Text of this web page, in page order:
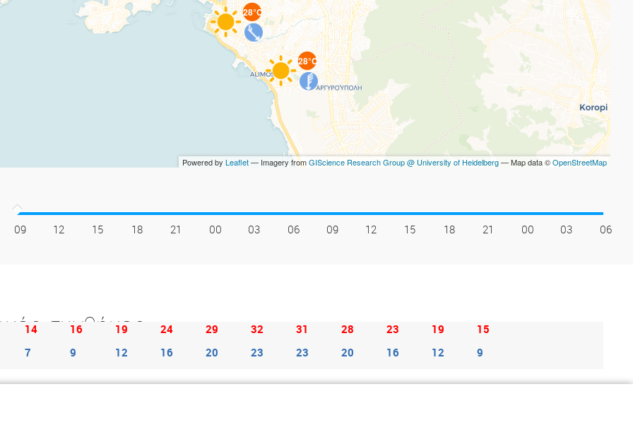
28°C
28°C
Powered by Leaflet— Imagery fromGIScience Research Group @ University of Heidelberg— Map data ©OpenStreetMap
09 12 15 18 21 00 03 06 09 12 15 18 21 00 03 06
συνθήκες
14 16 19 24 29 32 31 28 23 19
15
7 9 12 16 20 23 23 20 16 12 9